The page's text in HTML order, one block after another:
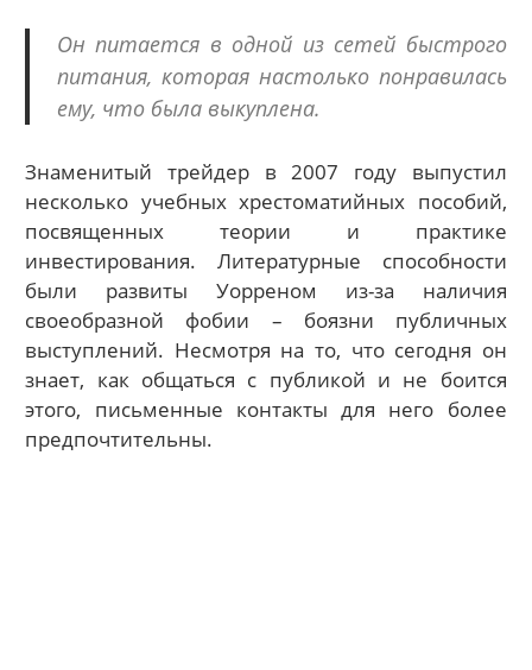
Он питается в одной из сетей быстрого
питания, которая настолько понравилась
ему, что была выкуплена.
Знаменитый трейдер в 2007 году выпустил
несколько учебных хрестоматийных пособий,
посвященных теории и практике
инвестирования. Литературные способности
были развиты Уорреном из-за наличия
своеобразной фобии – боязни публичных
выступлений. Несмотря на то, что сегодня он
знает, как общаться с публикой и не боится
этого, письменные контакты для него более
предпочтительны.